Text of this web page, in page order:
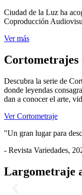
Ciudad de la Luz ha
Coproducción
Ver más
Cortometrajes
Descubra la serie de
donde leyendas
dan a conocer el arte,
Ver Cortometraje
"Un gran lugar para
- Revista Variedades,
Largometraje